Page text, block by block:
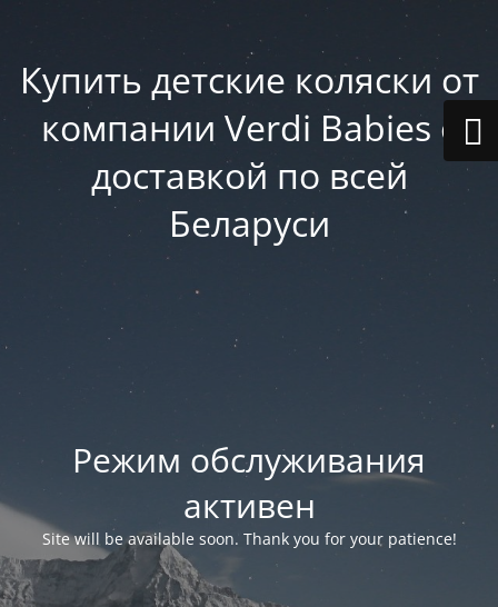
Купить детские коляски от
компании Verdi Babies с
доставкой по всей
Беларуси
Режим обслуживания
активен
Site will be available soon. Thank you for your patience!